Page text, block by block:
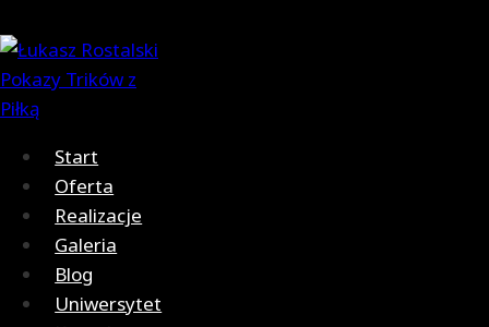
Przejdź
do
treści
Start
Oferta
Realizacje
Galeria
Blog
Uniwersytet